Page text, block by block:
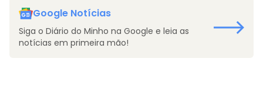
Google Notícias
Siga o Diário do Minho na Google e leia as
notícias em primeira mão!